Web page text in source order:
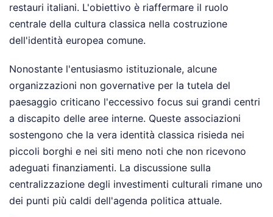
restauri italiani. L'obiettivo è riaffermare il ruolo
centrale della cultura classica nella costruzione
dell'identità europea comune.
Nonostante l'entusiasmo istituzionale, alcune
organizzazioni non governative per la tutela del
paesaggio criticano l'eccessivo focus sui grandi centri
a discapito delle aree interne. Queste associazioni
sostengono che la vera identità classica risieda nei
piccoli borghi e nei siti meno noti che non ricevono
adeguati finanziamenti. La discussione sulla
centralizzazione degli investimenti culturali rimane uno
dei punti più caldi dell'agenda politica attuale.